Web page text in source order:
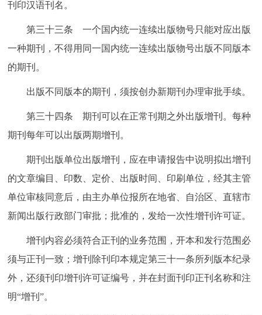
刊印汉语刊名。
第三十三条 一个国内统一连续出版物号只能对应出版
一种期刊，不得用同一国内统一连续出版物号出版不同版本
的期刊。
出版不同版本的期刊，须按创办新期刊办理审批手续。
第三十四条 期刊可以在正常刊期之外出版增刊。每种
期刊每年可以出版两期增刊。
期刊出版单位出版增刊，应在申请报告中说明拟出增刊
的文章编目、印数、定价、出版时间、印刷单位，经其主管
单位审核同意后，由主办单位报所在地省、自治区、直辖市
新闻出版行政部门审批；批准的，发给一次性增刊许可证。
增刊内容必须符合正刊的业务范围，开本和发行范围必
须与正刊一致；增刊除刊印本规定第三十一条所列版本纪录
外，还须刊印增刊许可证编号，并在封面刊印正刊名称和注
明“增刊”。